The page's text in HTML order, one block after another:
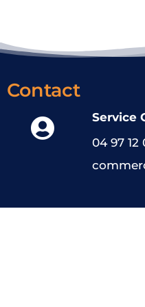
Contact
Service
04 97 12